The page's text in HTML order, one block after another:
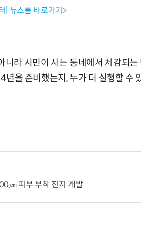
] 뉴스룸 바로가기>
라 시민이 사는 동네에서 체감되는
을 준비했는지, 누가 더 실행할 수
㎛ 피부 부착 전지 개발